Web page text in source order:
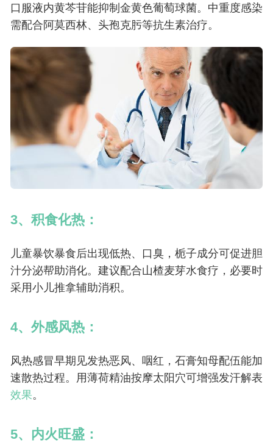
口服液内黄芩苷能抑制金黄色葡萄球菌。中重度感染
需配合阿莫西林、头孢克肟等抗生素治疗。
3、积食化热：
儿童暴饮暴食后出现低热、口臭，栀子成分可促进胆
汁分泌帮助消化。建议配合山楂麦芽水食疗，必要时
采用小儿推拿辅助消积。
4、外感风热：
风热感冒早期见发热恶风、咽红，石膏知母配伍能加
速散热过程。用薄荷精油按摩太阳穴可增强发汗解表
效果。
5、内火旺盛：